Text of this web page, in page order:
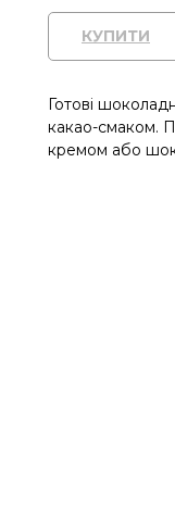
КУПИТИ
Готові
какао-смаком.
кремом або